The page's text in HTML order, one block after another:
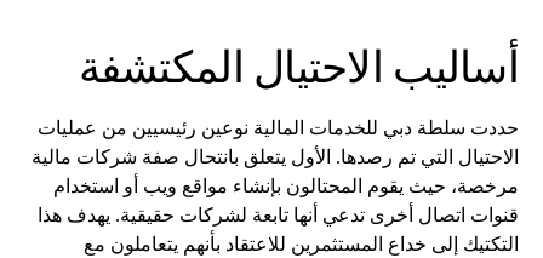
أساليب الاحتيال المكتشفة
حددت سلطة دبي للخدمات المالية نوعين رئيسيين من عمليات
الاحتيال التي تم رصدها. الأول يتعلق بانتحال صفة شركات مالية
مرخصة، حيث يقوم المحتالون بإنشاء مواقع ويب أو استخدام
قنوات اتصال أخرى تدعي أنها تابعة لشركات حقيقية. يهدف هذا
التكتيك إلى خداع المستثمرين للاعتقاد بأنهم يتعاملون مع